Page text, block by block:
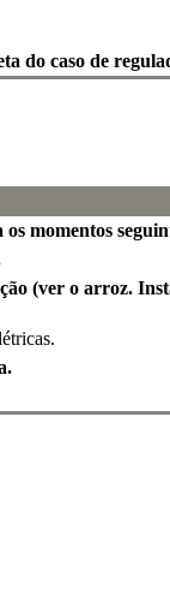
do caso de
momentos
(ver o arroz.